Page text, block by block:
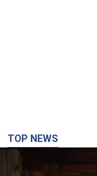
TOP NEWS